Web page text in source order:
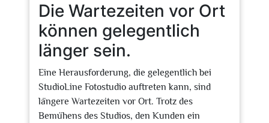
Die Wartezeiten vor Ort
können gelegentlich
länger sein.
Eine Herausforderung, die gelegentlich bei
StudioLine Fotostudio auftreten kann, sind
längere Wartezeiten vor Ort. Trotz des
Bemühens des Studios, den Kunden ein